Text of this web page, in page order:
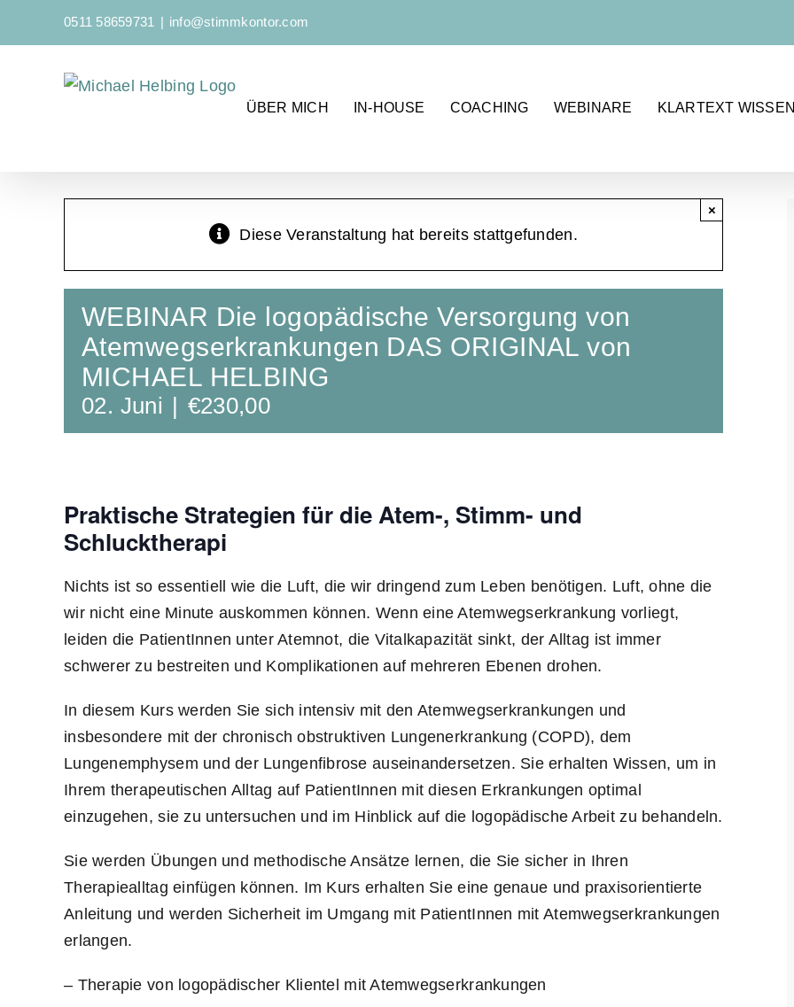
0511 58659731 | info@stimmkontor.com
ÜBER MICH IN-HOUSE COACHING WEBINARE KLARTEXT WISSEN
Diese Veranstaltung hat bereits stattgefunden.
×
WEBINAR Die logopädische Versorgung von
Atemwegserkrankungen DAS ORIGINAL von
MICHAEL HELBING
02. Juni | €230,00
Praktische Strategien für die Atem-, Stimm- und
Schlucktherapi
Nichts ist so essentiell wie die Luft, die wir dringend zum Leben benötigen. Luft, ohne die
wir nicht eine Minute auskommen können. Wenn eine Atemwegserkrankung vorliegt,
leiden die PatientInnen unter Atemnot, die Vitalkapazität sinkt, der Alltag ist immer
schwerer zu bestreiten und Komplikationen auf mehreren Ebenen drohen.
In diesem Kurs werden Sie sich intensiv mit den Atemwegserkrankungen und
insbesondere mit der chronisch obstruktiven Lungenerkrankung (COPD), dem
Lungenemphysem und der Lungenfibrose auseinandersetzen. Sie erhalten Wissen, um in
Ihrem therapeutischen Alltag auf PatientInnen mit diesen Erkrankungen optimal
einzugehen, sie zu untersuchen und im Hinblick auf die logopädische Arbeit zu behandeln.
Sie werden Übungen und methodische Ansätze lernen, die Sie sicher in Ihren
Therapiealltag einfügen können. Im Kurs erhalten Sie eine genaue und praxisorientierte
Anleitung und werden Sicherheit im Umgang mit PatientInnen mit Atemwegserkrankungen
erlangen.
– Therapie von logopädischer Klientel mit Atemwegserkrankungen